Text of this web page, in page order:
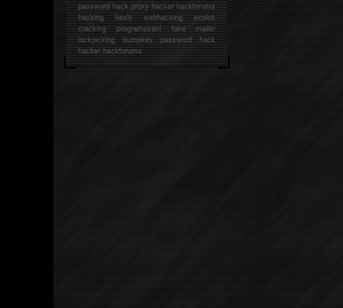
password hack proxy hacker hackforums
hacking heslo webhacking exploit
cracking programování fake mailer
lockpicking bumpkey password hack
hackerhackforums